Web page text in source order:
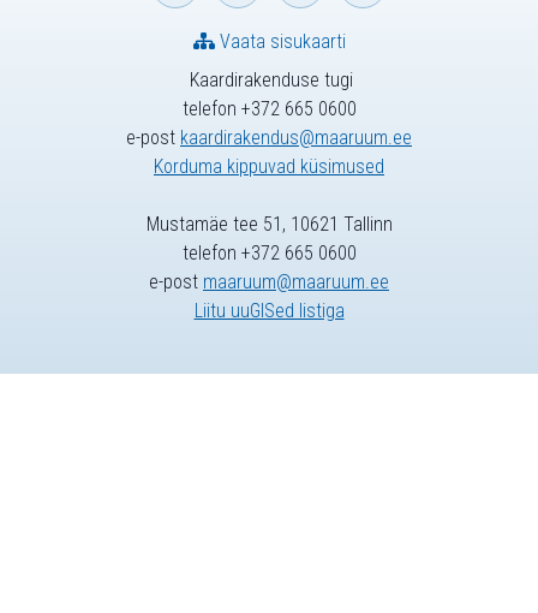
Kaardirakenduse tugi
telefon +372 665 0600
e-post kaardirakendus@maaruum.ee
Korduma kippuvad küsimused
Vaata sisukaarti
Mustamäe tee 51, 10621 Tallinn
telefon +372 665 0600
e-post maaruum@maaruum.ee
Liitu uuGISed listiga